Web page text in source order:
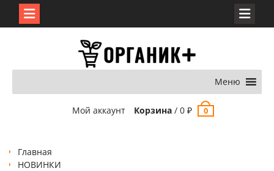
Меню
Мой аккаунт Корзина/ 0 ₽ 0
Главная
НОВИНКИ